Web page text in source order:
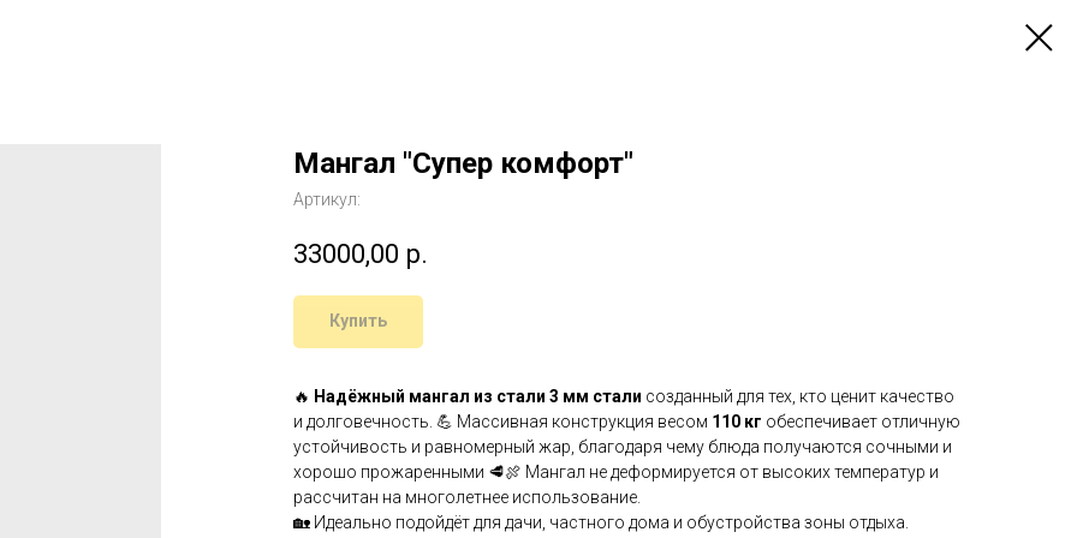
Мангал "Супер комфорт"
Артикул:
33000,00 р.
Купить
🔥 Надёжный мангал из стали 3 мм стали созданный для тех, кто ценит качество
и долговечность. 💪 Массивная конструкция весом 110 кг обеспечивает отличную
устойчивость и равномерный жар, благодаря чему блюда получаются сочными и
хорошо прожаренными 🥩🍖 Мангал не деформируется от высоких температур и
рассчитан на многолетнее использование.
🏡 Идеально подойдёт для дачи, частного дома и обустройства зоны отдыха.